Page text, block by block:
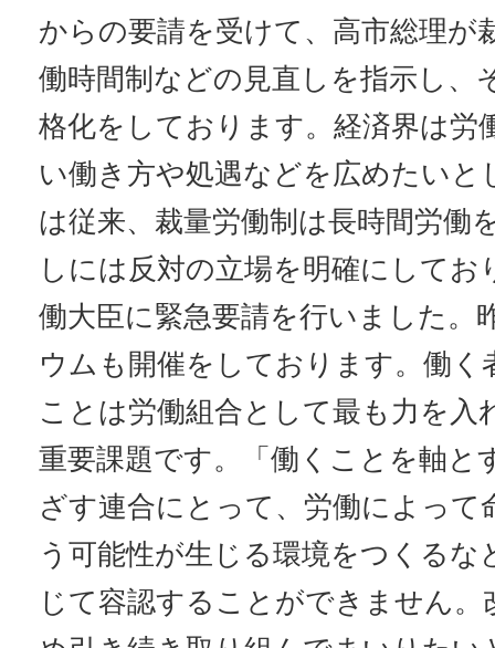
からの要請を受けて、高市総理が
働時間制などの見直しを指示し、
格化をしております。経済界は労
い働き方や処遇などを広めたいと
は従来、裁量労働制は長時間労働
しには反対の立場を明確にしてお
働大臣に緊急要請を行いました。
ウムも開催をしております。働く
ことは労働組合として最も力を入
重要課題です。「働くことを軸と
ざす連合にとって、労働によって
う可能性が生じる環境をつくるな
じて容認することができません。